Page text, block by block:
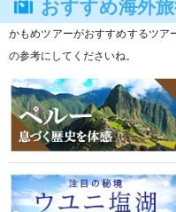
おすすめ海外
かもめツアーがおすすめするツア
の参考にしてくださいね。